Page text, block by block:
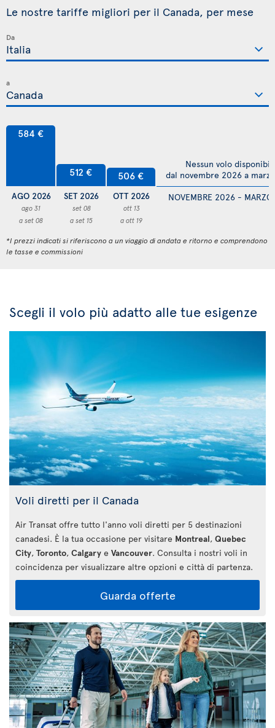
Le nostre tariffe migliori per il Canada, per mese
Da
a
584 €
AGO 2026
ago 31
a set 08
512 €
SET 2026
set 08
a set 15
506 €
OTT 2026
ott 13
a ott 19
NOVEMBRE 2026 -
Nessun volo
dal novembre 2026 a
*I prezzi indicati si riferiscono a un viaggio di andata e ritorno e comprendono
le tasse e commissioni
Scegli il volo più adatto alle tue esigenze
Voli diretti per il Canada
Air Transat offre tutto l'anno voli diretti per 5 destinazioni
canadesi. È la tua occasione per visitare Montreal, Quebec
City, Toronto, Calgary e Vancouver. Consulta i nostri voli in
coincidenza per visualizzare altre opzioni e città di partenza.
Guarda offerte